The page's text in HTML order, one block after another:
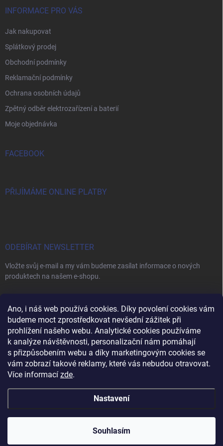
Ano, i náš web používá cookies. Díky povolení cookies vám
budeme moct zprostředkovat nevšední zážitek při
prohlížení našeho webu. Analytické cookies používáme
k analýze návštěvnosti, personalizační nám pomáhají
s přizpůsobením webu a díky marketingovým cookies se
vám zobrazí takové reklamy, které vás nebudou otravovat.
Více informací zde.
Nastavení
Souhlasím
INFORMACE PRO VÁS
Jak nakupovat
Splátkový prodej
Obchodní podmínky
Reklamační podmínky
Ochrana osobních údajů
Zpětný odběr elektrozařízení a baterií
Moje objednávka
FACEBOOK
PŘIJÍMÁME ONLINE PLATBY
ODEBÍRAT NEWSLETTER
Vložte svůj e-mail a my vám budeme zasílat informace o nových
produktech na našem e-shopu.
E-MAIL
Vložením e-mailu souhlasíte spodmínkami ochrany osobních údajů
Přihlásit se
Copyright 2026Vybavení pro salóny. Všechna práva vyhrazena.Upravit
nastavení cookies